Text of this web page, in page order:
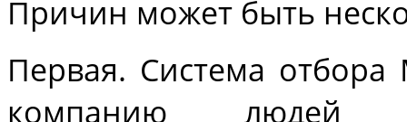
Причин может быть
Первая. Система
компанию людей с